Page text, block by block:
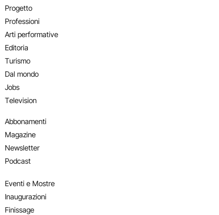
Progetto
Professioni
Arti performative
Editoria
Turismo
Dal mondo
Jobs
Television
Abbonamenti
Magazine
Newsletter
Podcast
Eventi e Mostre
Inaugurazioni
Finissage